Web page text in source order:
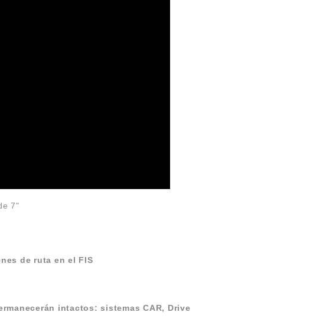
7"
de ruta en el FIS
intactos: sistemas CAR, Drive